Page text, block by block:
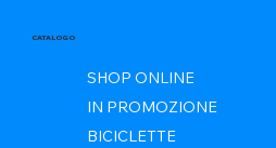
CATALOGO
SHOP ONLINE
IN PROMOZIONE
BICICLETTE